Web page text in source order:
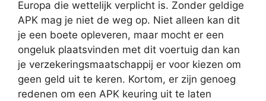
Europa die wettelijk verplicht is. Zonder geldige
APK mag je niet de weg op. Niet alleen kan dit
je een boete opleveren, maar mocht er een
ongeluk plaatsvinden met dit voertuig dan kan
je verzekeringsmaatschappij er voor kiezen om
geen geld uit te keren. Kortom, er zijn genoeg
redenen om een APK keuring uit te laten